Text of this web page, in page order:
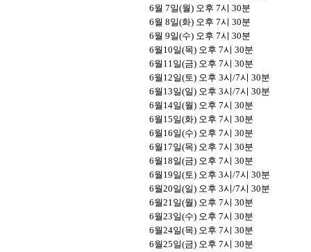
6월 7일(월) 오후 7시 30분
6월 8일(화) 오후 7시 30분
6월 9일(수) 오후 7시 30분
6월 10일(목) 오후 7시 30분
6월 11일(금) 오후 7시 30분
6월 12일(토) 오후 3시/7시 30분
6월 13일(일) 오후 3시/7시 30분
6월 14일(월) 오후 7시 30분
6월 15일(화) 오후 7시 30분
6월 16일(수) 오후 7시 30분
6월 17일(목) 오후 7시 30분
6월 18일(금) 오후 7시 30분
6월 19일(토) 오후 3시/7시 30분
6월20일(일) 오후 3시/7시 30분
6월21일(월) 오후 7시 30분
6월23일(수) 오후 7시 30분
6월24일(목) 오후 7시 30분
6월25일(금) 오후 7시 30분